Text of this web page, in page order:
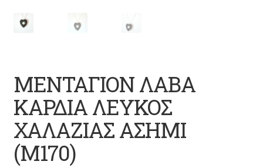
ΜΕΝΤΑΓΙΟΝ ΛΑΒΑ
ΚΑΡΔΙΑ ΛΕΥΚΟΣ
ΧΑΛΑΖΙΑΣ ΑΣΗΜΙ
(M170)